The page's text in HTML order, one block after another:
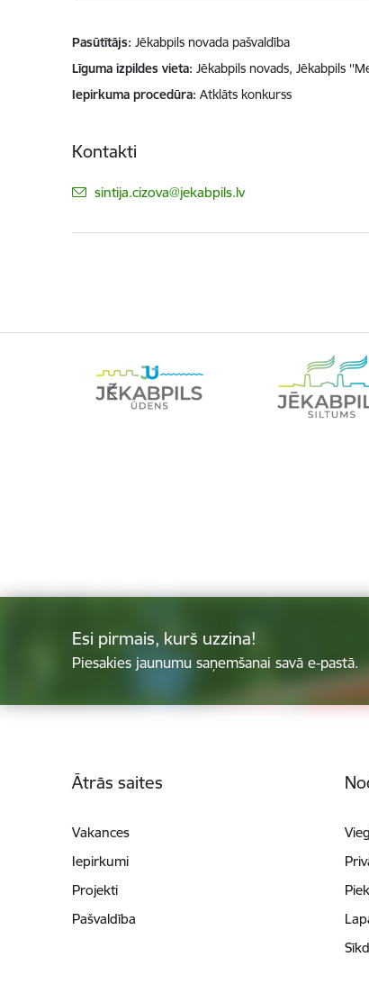
Pasūtītājs Jēkabpils novada pašvaldība
Līguma izpildes vieta Jēkabpils novads, Jēkabpils
Iepirkuma procedūra Atklāts konkurss
Kontakti
E-pasts:
sintija.cizova@jekabpils.lv
Esi pirmais, kurš uzzina!
Piesakies jaunumu saņemšanai savā e-pastā.
Ātrās saites
Vakances
Iepirkumi
Projekti
Pašvaldība